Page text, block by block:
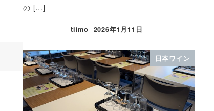
の […]
tiimo 2026年1月11日
日本ワイン